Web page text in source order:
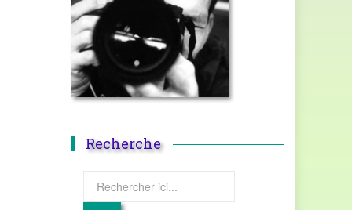
Recherche